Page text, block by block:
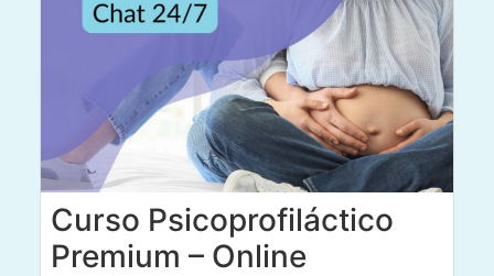
Curso Psicoprofiláctico
Premium – Online